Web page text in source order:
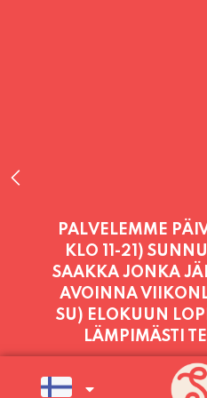
PALVELEMME
KLO 11-21)
SAAKKA JONKA
AVOINNA
SU) ELOKUUN
LÄMPIMÄSTI
TORSTAI